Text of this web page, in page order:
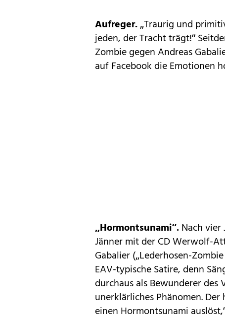
Aufreger.„Traurig und
jeden, der Tracht trägt!“
Zombie gegen Andreas
auf Facebook die Emotionen
„Hormontsunami“.Nach vier
Jänner mit der CD Werwolf-
Gabalier („­Lederhosen-
EAV-typische Satire, denn
durchaus als Bewunderer des
unerklärliches Phänomen.
einen Hormontsunami